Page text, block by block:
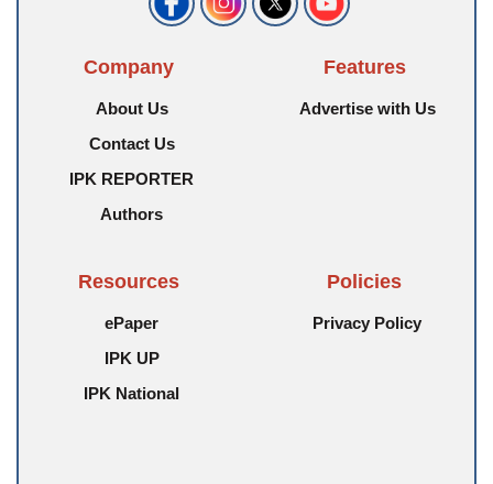
Company
About Us
Contact Us
IPK REPORTER
Authors
Features
Advertise with Us
Resources
ePaper
IPK UP
IPK National
Policies
Privacy Policy